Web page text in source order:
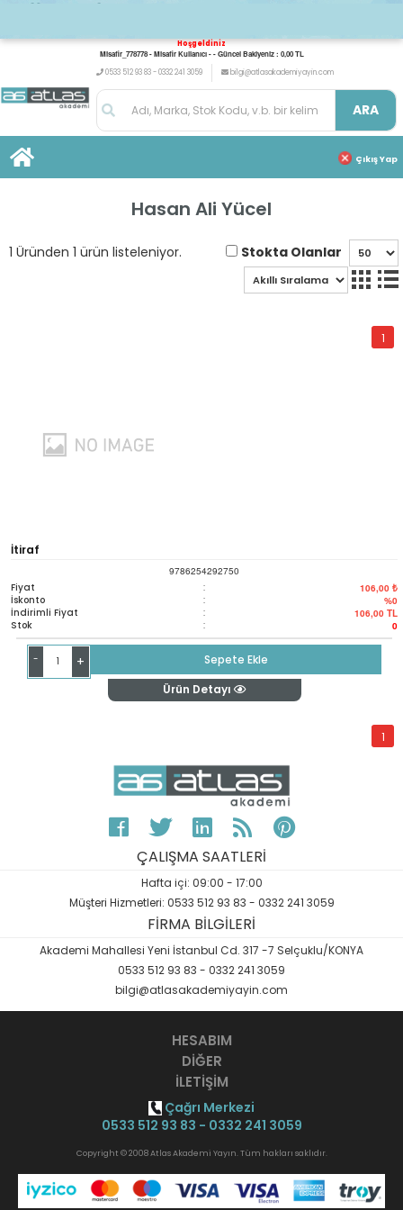
Hoşgeldiniz
Misafir_778778 - Misafir Kullanıcı - - Güncel Bakiyeniz : 0,00 TL
0533 512 93 83 - 0332 241 3059
bilgi@atlasakademiyayin.com
ARA
Çıkış Yap
Hasan Ali Yücel
1 Üründen 1 ürün listeleniyor. Stokta Olanlar
1
İtiraf
9786254292750
Fiyat : 106,00 ₺
İskonto : %0
İndirimli Fiyat : 106,00 TL
Stok : 0
- +
Sepete Ekle
Ürün Detayı
1
ÇALIŞMA SAATLERİ
Hafta içi: 09:00 - 17:00
Müşteri Hizmetleri: 0533 512 93 83 - 0332 241 3059
FİRMA BİLGİLERİ
Akademi Mahallesi Yeni İstanbul Cd. 317 -7 Selçuklu/KONYA
0533 512 93 83 - 0332 241 3059
bilgi@atlasakademiyayin.com
HESABIM
DİĞER
İLETİŞİM
Çağrı Merkezi
0533 512 93 83 - 0332 241 3059
Copyright © 2008 Atlas Akademi Yayın. Tüm hakları saklıdır.